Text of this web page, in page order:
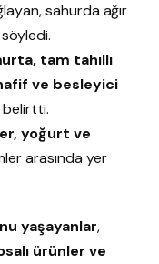
sahurda ağır
tam tahıllı
ve besleyici
belirtti.
yoğurt ve
arasında yer
yaşayanlar,
ürünler ve